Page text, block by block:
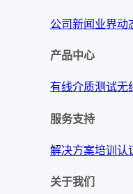
公司新闻业界动
产品中心
有线介质测试无
服务支持
解决方案培训认
关于我们